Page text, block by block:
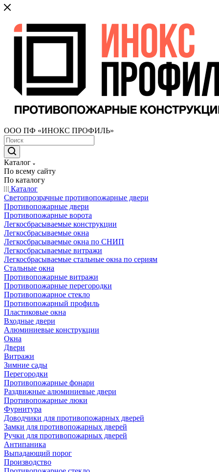
ООО ПФ «ИНОКС ПРОФИЛЬ»
Каталог
По всему сайту
По каталогу
Каталог
Светопрозрачные противопожарные двери
Противопожарные двери
Противопожарные ворота
Легкосбрасываемые конструкции
Легкосбрасываемые окна
Легкосбрасываемые окна по СНИП
Легкосбрасываемые витражи
Легкосбрасываемые стальные окна по сериям
Стальные окна
Противопожарные витражи
Противопожарные перегородки
Противопожарное стекло
Противопожарный профиль
Пластиковые окна
Входные двери
Алюминиевые конструкции
Окна
Двери
Витражи
Зимние сады
Перегородки
Противопожарные фонари
Раздвижные алюминиевые двери
Противопожарные люки
Фурнитура
Доводчики для противопожарных дверей
Замки для противопожарных дверей
Ручки для противопожарных дверей
Антипаника
Выпадающий порог
Производство